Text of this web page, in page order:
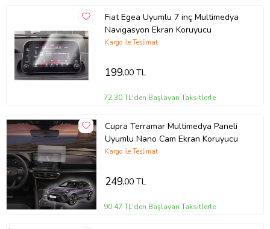
Fiat Egea Uyumlu 7 inç Multimedya
Navigasyon Ekran Koruyucu
Kargo ile Teslimat
199,00 TL
72,30 TL'den Başlayan Taksitlerle
Cupra Terramar Multimedya Paneli
Uyumlu Nano Cam Ekran Koruyucu
Kargo ile Teslimat
249,00 TL
90,47 TL'den Başlayan Taksitlerle